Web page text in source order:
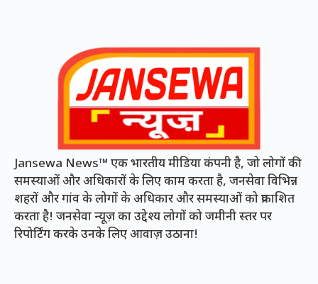
Jansewa News™ एक भारतीय मीडिया कंपनी है, जो लोगों की
समस्याओं और अधिकारों के लिए काम करता है, जनसेवा विभिन्न
शहरों और गांव के लोगों के अधिकार और समस्याओं को प्रकाशित
करता है! जनसेवा न्यूज़ का उद्देश्य लोगों को जमीनी स्तर पर
रिपोर्टिंग करके उनके लिए आवाज़ उठाना!